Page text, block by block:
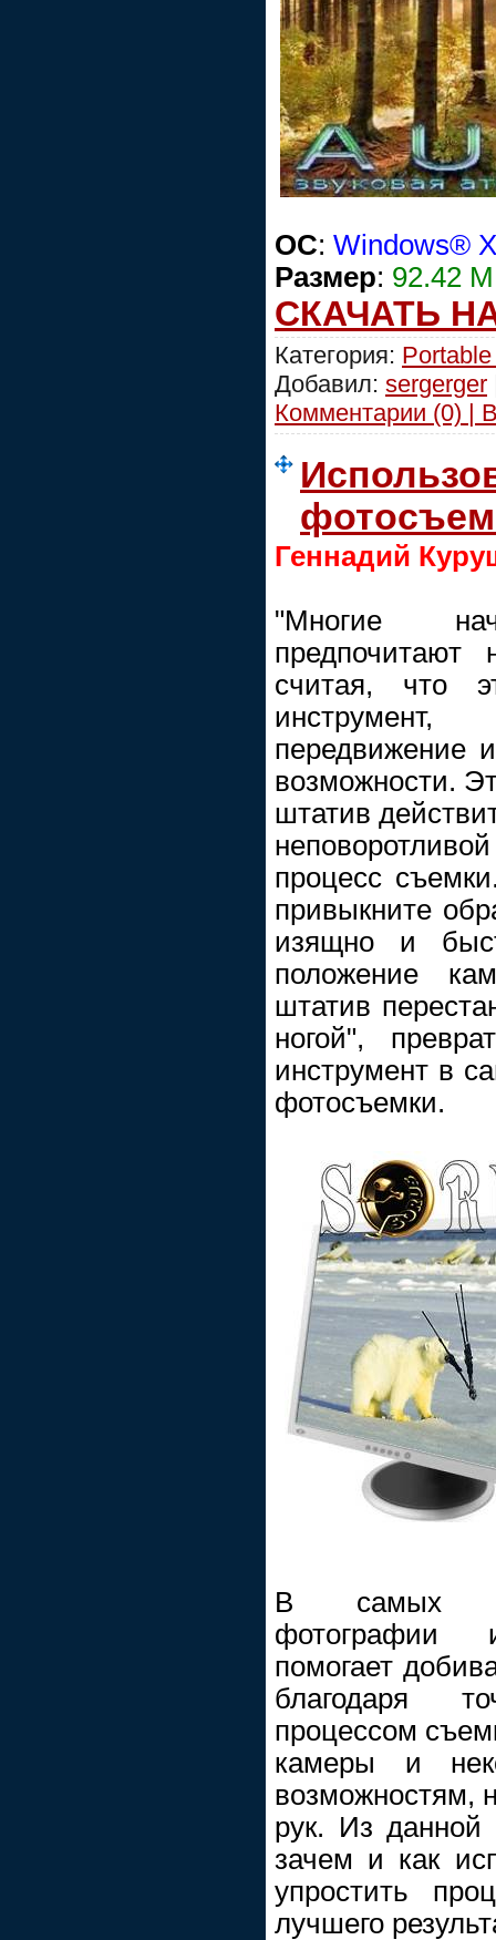
OC: Windows®
Размер: 92.42
СКАЧАТЬ
Категория:
Добавил: sergerger
Комментарии (0) |
Геннадий
"Многие
предпочитают
считая, что
передвижение
возможности.
штатив
процесс
привыкните
изящно и
положение
штатив
ногой",
инструмент в
фотосъемки.
В самых
фотографии
помогает
благодаря
процессом
камеры и
возможностям,
рук. Из данной
зачем и как
упростить
лучшего